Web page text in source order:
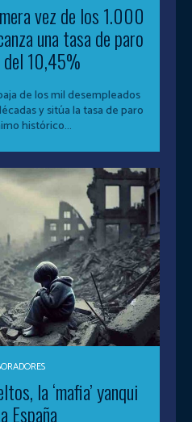
vez de los 1.000
una tasa de paro
10,45%
de los mil desempleados
y sitúa la tasa de paro
histórico...
la ‘mafia’ yanqui
España